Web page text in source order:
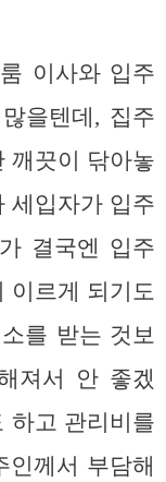
이사와 입주
을텐데, 집주
깨끗이 닦아놓
세입자가 입주
결국엔 입주
이르게 되기도
를 받는 것보
져서 안 좋겠
하고 관리비를
인께서 부담해